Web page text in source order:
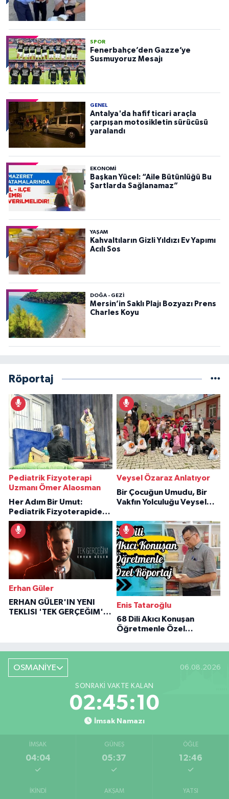
SPOR
Fenerbahçe’den Gazze’ye
Susmuyoruz Mesajı
GENEL
Antalya'da hafif ticari araçla
çarpışan motosikletin sürücüsü
yaralandı
EKONOMI
Başkan Yücel: “Aile Bütünlüğü Bu
Şartlarda Sağlanamaz”
YAŞAM
Kahvaltıların Gizli Yıldızı Ev Yapımı
Acılı Sos
DOĞA - GEZI
Mersin’in Saklı Plajı Bozyazı Prens
Charles Koyu
Röportaj
Pediatrik Fizyoterapi
Uzmanı Ömer Alaosman
Her Adım Bir Umut:
Pediatrik Fizyoterapiden
İlham Veren Hikâyeler
Veysel Özaraz Anlatıyor
Bir Çocuğun Umudu, Bir
Vakfın Yolculuğu Veysel
Erhan Güler
ERHAN GÜLER'IN YENI
TEKLISI 'TEK GERÇEĞIM'LE
Enis Tataroğlu
68 Dili Akıcı Konuşan
Öğretmenle Özel
OSMANİYE 06.08.2026
SONRAKI VAKTE KALAN
02:45:09
İmsak Namazı
İMSAK
04:04
GÜNEŞ
05:37
ÖĞLE
12:46
İKINDI AKŞAM YATSI